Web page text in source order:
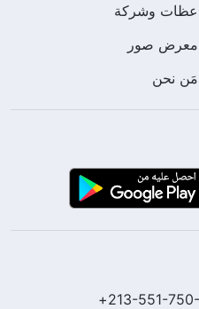
عظات وشركة
معرض صور
مَن نحن